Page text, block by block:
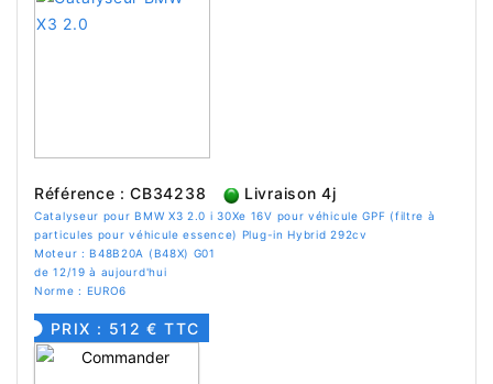
Référence : CB34238 Livraison 4j
Catalyseur pour BMW X3 2.0 i 30Xe 16V pour véhicule GPF (filtre à
particules pour véhicule essence) Plug-in Hybrid 292cv
Moteur : B48B20A (B48X) G01
de 12/19 à aujourd'hui
Norme : EURO6
PRIX : 512 € TTC